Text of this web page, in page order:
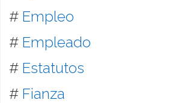
# Empleo
# Empleado
# Estatutos
# Fianza